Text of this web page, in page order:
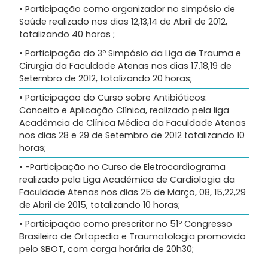
• Participação como organizador no simpósio de
Saúde realizado nos dias 12,13,14 de Abril de 2012,
totalizando 40 horas ;
• Participação do 3º Simpósio da Liga de Trauma e
Cirurgia da Faculdade Atenas nos dias 17,18,19 de
Setembro de 2012, totalizando 20 horas;
• Participação do Curso sobre Antibióticos:
Conceito e Aplicação Clínica, realizado pela liga
Acadêmcia de Clínica Médica da Faculdade Atenas
nos dias 28 e 29 de Setembro de 2012 totalizando 10
horas;
• -Participação no Curso de Eletrocardiograma
realizado pela Liga Acadêmica de Cardiologia da
Faculdade Atenas nos dias 25 de Março, 08, 15,22,29
de Abril de 2015, totalizando 10 horas;
• Participação como prescritor no 51º Congresso
Brasileiro de Ortopedia e Traumatologia promovido
pelo SBOT, com carga horária de 20h30;